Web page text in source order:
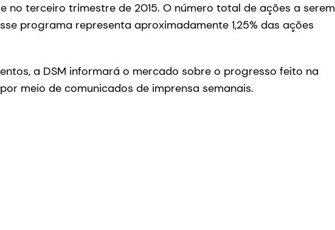
no terceiro trimestre de 2015. O número total de ações a serem
programa representa aproximadamente 1,25% das ações
a DSM informará o mercado sobre o progresso feito na
meio de comunicados de imprensa semanais.